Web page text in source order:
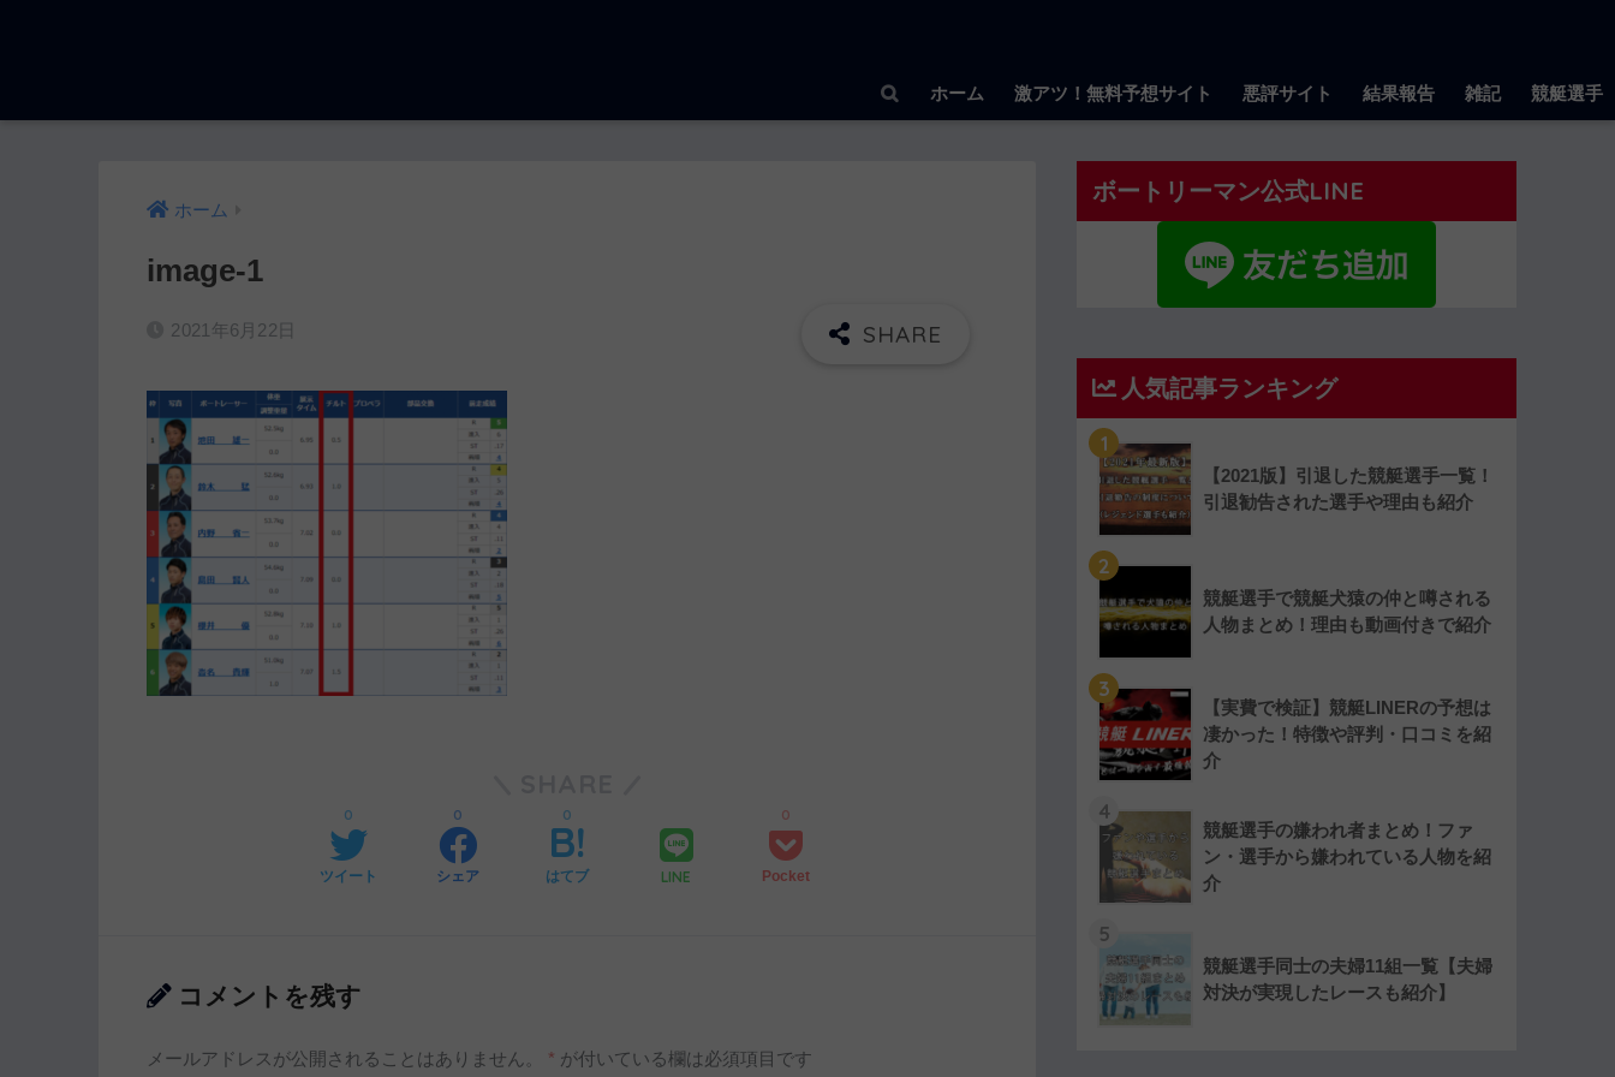
ホーム 激アツ！無料予想サイト 悪評サイト 結果報告 雑記 競艇選手
ホーム
image-1
2021年6月22日
ツイート
0
シェア
0
はてブ
0
LINE Pocket
0
コメントを残す
メールアドレスが公開されることはありません。 * が付いている欄は必須項目です
ボートリーマン公式LINE
人気記事ランキング
1
【2021版】引退した競艇選手一覧！
引退勧告された選手や理由も紹介
2
競艇選手で競艇犬猿の仲と噂される
人物まとめ！理由も動画付きで紹介
3
【実費で検証】競艇LINERの予想は
凄かった！特徴や評判・口コミを紹
介
4
競艇選手の嫌われ者まとめ！ファ
ン・選手から嫌われている人物を紹
介
5
競艇選手同士の夫婦11組一覧【夫婦
対決が実現したレースも紹介】